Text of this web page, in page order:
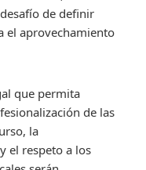
de definir
el aprovechamiento
que permita
de las
la
el respeto a los